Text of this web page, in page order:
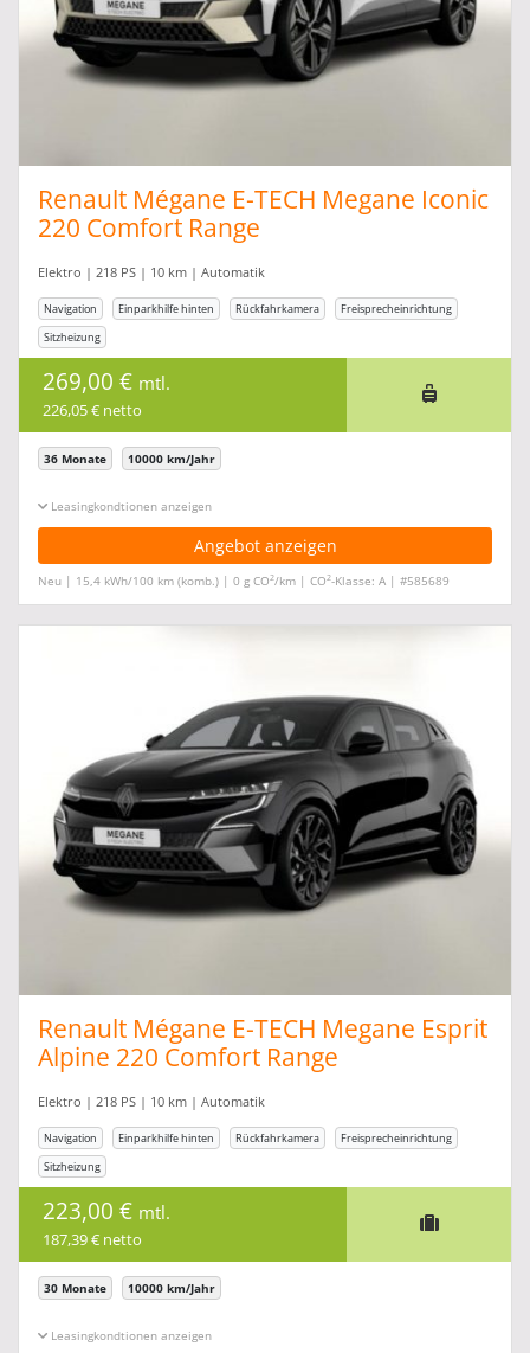
Renault Mégane E-TECH Megane Iconic
220 Comfort Range
Elektro | 218 PS | 10 km | Automatik
Navigation Einparkhilfe hinten Rückfahrkamera
Freisprecheinrichtung
Sitzheizung
269,00 € mtl.
226,05 € netto
36 Monate 10000 km/Jahr
Leasingkonditionen ein-/ausblenden
Angebot anzeigen
Neu | 15,4 kWh/100 km (komb.) | 0 g CO2/km | CO2-Klasse: A | #585689
Renault Mégane E-TECH Megane Esprit
Alpine 220 Comfort Range
Elektro | 218 PS | 10 km | Automatik
Navigation Einparkhilfe hinten Rückfahrkamera
Freisprecheinrichtung
Sitzheizung
223,00 € mtl.
187,39 € netto
30 Monate 10000 km/Jahr
Leasingkonditionen ein-/ausblenden